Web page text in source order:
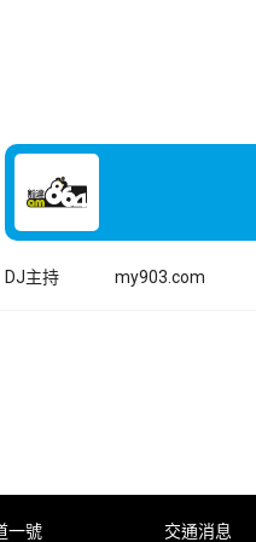
DJ主持 my903.com
一號 交通消息